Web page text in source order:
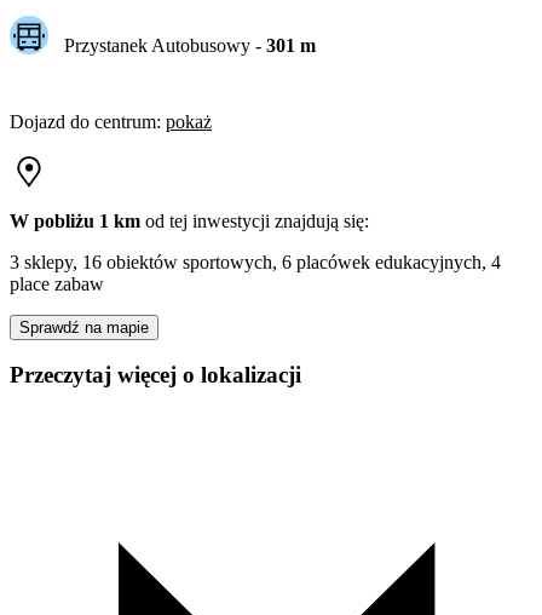
Przystanek Autobusowy - 301 m
Dojazd do centrum: pokaż
W pobliżu 1 km od tej inwestycji znajdują się:
3 sklepy, 16 obiektów sportowych, 6 placówek edukacyjnych, 4
place zabaw
Sprawdź na mapie
Przeczytaj więcej o lokalizacji